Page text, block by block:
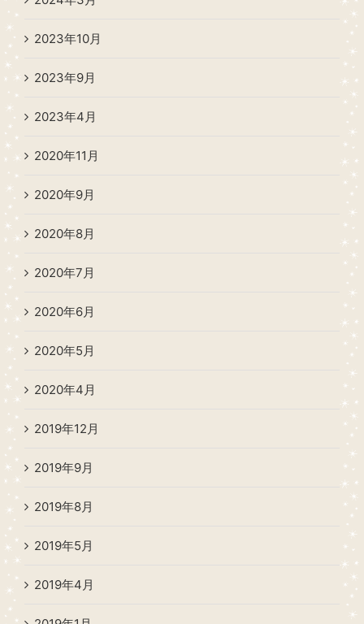
2023年10月
2023年9月
2023年4月
2020年11月
2020年9月
2020年8月
2020年7月
2020年6月
2020年5月
2020年4月
2019年12月
2019年9月
2019年8月
2019年5月
2019年4月